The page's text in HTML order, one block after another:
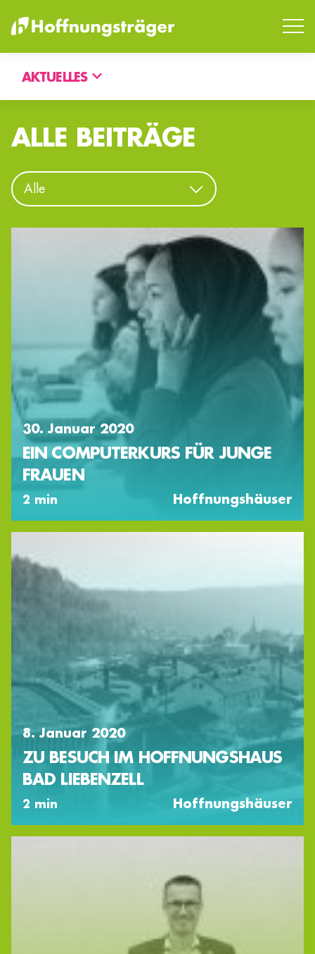
SUCHEN
AKTUELLES
ALLE BEITRÄGE
30. Januar 2020
EIN COMPUTERKURS FÜR JUNGE
FRAUEN
2 min Hoffnungshäuser
8. Januar 2020
ZU BESUCH IM HOFFNUNGSHAUS
BAD LIEBENZELL
2 min Hoffnungshäuser